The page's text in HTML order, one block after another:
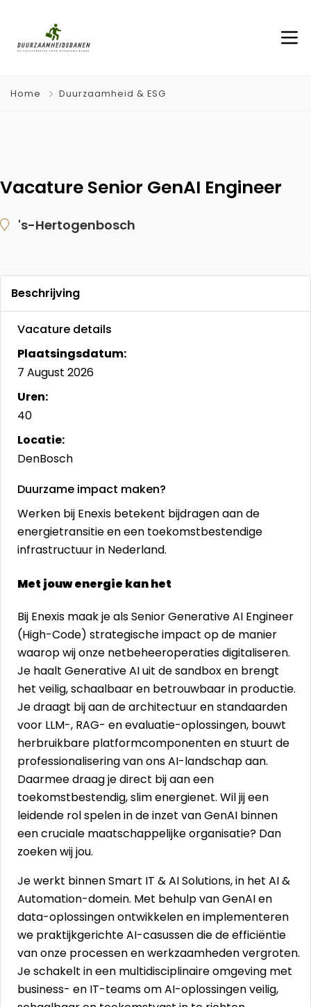
Home Duurzaamheid & ESG
Vacature Senior GenAI Engineer
's-Hertogenbosch
Beschrijving
Vacature details
Plaatsingsdatum:
7 August 2026
Uren:
40
Locatie:
DenBosch
Duurzame impact maken?
Werken bij Enexis betekent bijdragen aan de
energietransitie en een toekomstbestendige
infrastructuur in Nederland.
Met jouw energie kan het
Bij Enexis maak je als Senior Generative AI Engineer
(High-Code) strategische impact op de manier
waarop wij onze netbeheeroperaties digitaliseren.
Je haalt Generative AI uit de sandbox en brengt
het veilig, schaalbaar en betrouwbaar in productie.
Je draagt bij aan de architectuur en standaarden
voor LLM-, RAG- en evaluatie-oplossingen, bouwt
herbruikbare platformcomponenten en stuurt de
professionalisering van ons AI-landschap aan.
Daarmee draag je direct bij aan een
toekomstbestendig, slim energienet. Wil jij een
leidende rol spelen in de inzet van GenAI binnen
een cruciale maatschappelijke organisatie? Dan
zoeken wij jou.
Je werkt binnen Smart IT & AI Solutions, in het AI &
Automation-domein. Met behulp van GenAI en
data-oplossingen ontwikkelen en implementeren
we praktijkgerichte AI-casussen die de efficiëntie
van onze processen en werkzaamheden vergroten.
Je schakelt in een multidisciplinaire omgeving met
business- en IT-teams om AI-oplossingen veilig,